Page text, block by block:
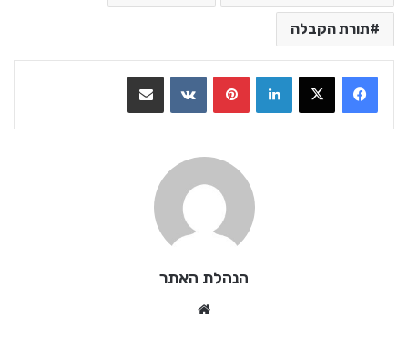
תורת הקבלה
LinkedIn
VKontakte
הנהלת האתר